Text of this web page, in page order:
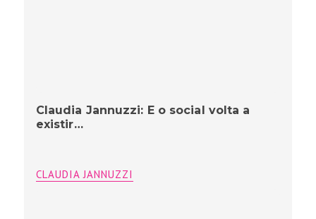
Claudia Jannuzzi: E o social volta a
existir…
CLAUDIA JANNUZZI